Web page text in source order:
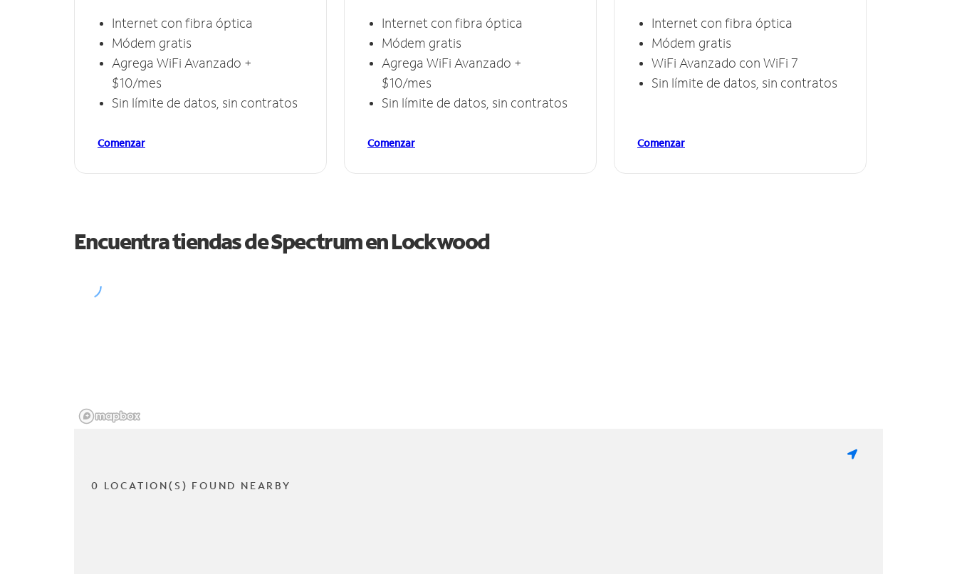
Internet con fibra óptica
Módem gratis
Agrega WiFi Avanzado +
$10/mes
Sin límite de datos, sin contratos
Comenzar
Internet con fibra óptica
Módem gratis
Agrega WiFi Avanzado +
$10/mes
Sin límite de datos, sin contratos
Comenzar
Internet con fibra óptica
Módem gratis
WiFi Avanzado con WiFi 7
Sin límite de datos, sin contratos
Comenzar
Encuentra tiendas de Spectrum enLockwood
0 LOCATION(S) FOUND NEARBY